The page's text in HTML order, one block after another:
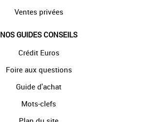
Ventes privées
NOS GUIDES CONSEILS
Crédit Euros
Foire aux questions
Guide d'achat
Mots-clefs